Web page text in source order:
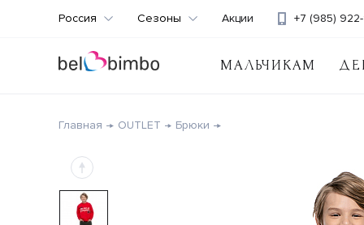
МАЛЬЧИКАМ
+7 (985) 922-
Россия Сезоны Акции
Главная OUTLET Брюки